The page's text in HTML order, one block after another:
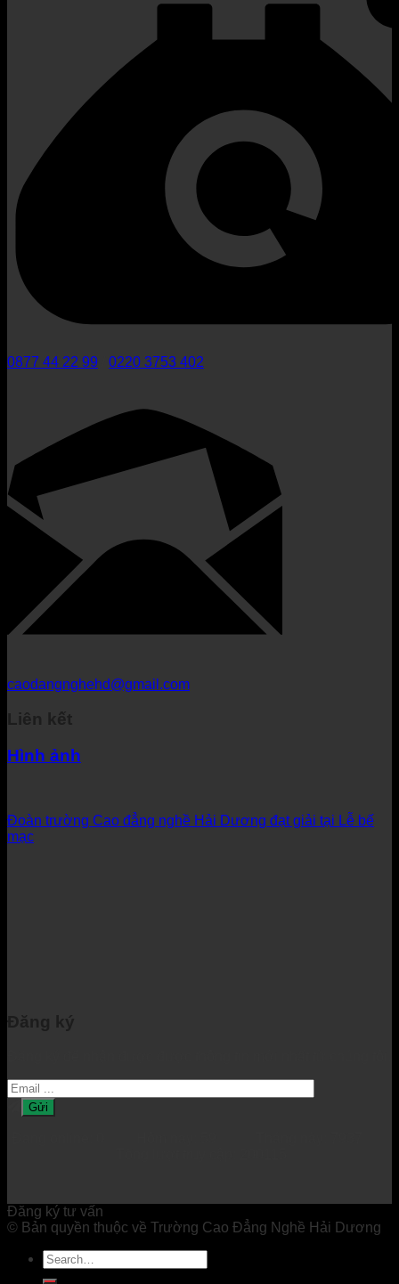
0877 44 22 99 0220 3753 402
caodangnghehd@gmail.com
Liên kết
Hình ảnh
Đoàn trường Cao đẳng nghề Hải Dương đạt giải tại Lễ bế
mạc
Đăng ký
Đăng ký tư vấn
© Bản quyền thuộc về Trường Cao Đẳng Nghề Hải Dương